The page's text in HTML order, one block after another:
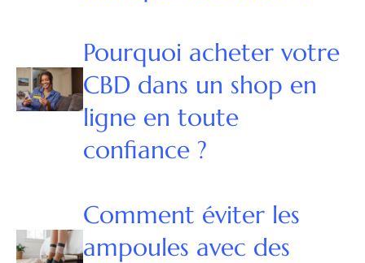
Pourquoi acheter votre
CBD dans un shop en
ligne en toute
confiance ?
Comment éviter les
ampoules avec des